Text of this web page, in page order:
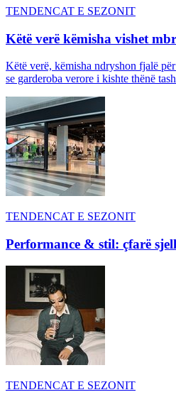
TENDENCAT E SEZONIT
Këtë verë këmisha vishet
Këtë verë, këmisha ndryshon fjalë
se garderoba verore i kishte thënë
TENDENCAT E SEZONIT
Performance & stil: çfarë
TENDENCAT E SEZONIT